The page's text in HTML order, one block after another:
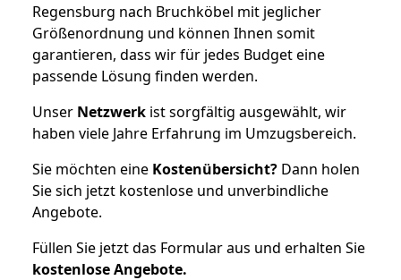
Regensburg nach Bruchköbel mit jeglicher
Größenordnung und können Ihnen somit
garantieren, dass wir für jedes Budget eine
passende Lösung finden werden.
Unser Netzwerk ist sorgfältig ausgewählt, wir
haben viele Jahre Erfahrung im Umzugsbereich.
Sie möchten eine Kostenübersicht? Dann holen
Sie sich jetzt kostenlose und unverbindliche
Angebote.
Füllen Sie jetzt das Formular aus und erhalten Sie
kostenloseAngebote.